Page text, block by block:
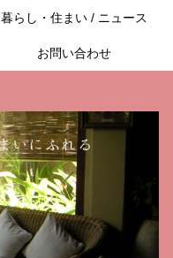
暮らし・住まい / ニュース
お問い合わせ